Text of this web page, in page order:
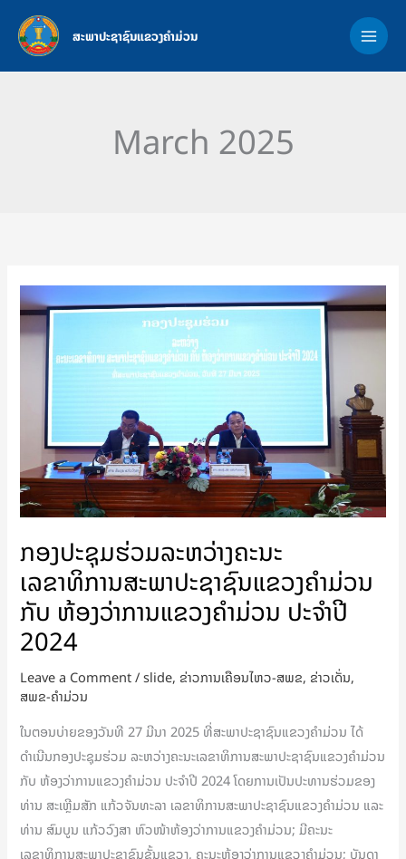
content
ສະພາປະຊາຊົນແຂວງຄຳມ່ວນ
March 2025
ກອງປະຊຸມຮ່ວມລະຫວ່າງຄະນະ
ເລຂາທິການສະພາປະຊາຊົນແຂວງຄຳມ່ວນ
ກັບ ຫ້ອງວ່າການແຂວງຄຳມ່ວນ ປະຈຳປີ
2024
Leave a Comment/slide, ຂ່າວການເຄືອນໄຫວ-ສພຂ, ຂ່າວເດັ່ນ,
ສພຂ-ຄໍາມ່ວນ
ໃນຕອນບ່າຍຂອງວັນທີ 27 ມີນາ 2025 ທີ່ສະພາປະຊາຊົນແຂວງຄຳມ່ວນ ໄດ້
ດຳເນີນກອງປະຊຸມຮ່ວມ ລະຫວ່າງຄະນະເລຂາທິການສະພາປະຊາຊົນແຂວງຄຳມ່ວນ
ກັບ ຫ້ອງວ່າການແຂວງຄຳມ່ວນ ປະຈຳປີ 2024 ໂດຍການເປັນປະທານຮ່ວມຂອງ
ທ່ານ ສະເຫຼີມສັກ ແກ້ວຈັນທະລາ ເລຂາທິການສະພາປະຊາຊົນແຂວງຄຳມ່ວນ ແລະ
ທ່ານ ສົມບູນ ແກ້ວວົງສາ ຫົວໜ້າຫ້ອງວ່າການແຂວງຄຳມ່ວນ; ມີຄະນະ
ເລຂາທິການສະພາປະຊາຊົນຂັ້ນແຂວງ, ຄະນະຫ້ອງວ່າການແຂວງຄຳມ່ວນ; ບັນດາ
ກອງ
ປະຊຸມ
ຮ່ວມ
ລະຫວ່າງ
ເລຂາທິການ
ສະພາ
ປະຊາຊົນ
ແຂວງ
ຄຳ
ກັບ
ຫ້ອງ
ວ່າ
ການ
ຄຳ
ປະຈຳປີ
2024